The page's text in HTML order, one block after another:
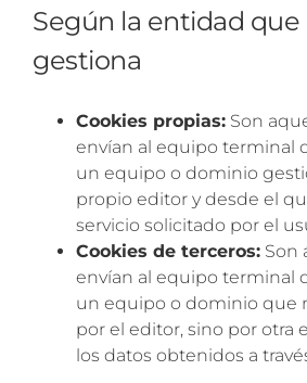
Según la entidad que
gestiona
Cookies propias: Son
envían al equipo terminal
un equipo o dominio
propio editor y desde el
servicio solicitado por el
Cookies de terceros: Son
envían al equipo terminal
un equipo o dominio que
por el editor, sino por otra
los datos obtenidos a